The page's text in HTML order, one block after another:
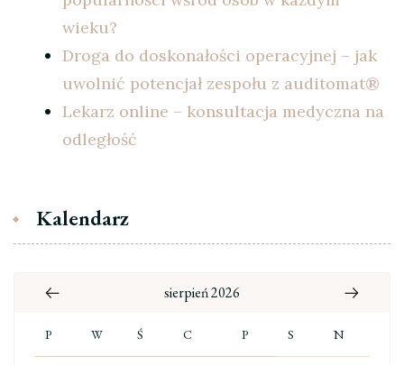
wieku?
Droga do doskonałości operacyjnej – jak
uwolnić potencjał zespołu z auditomat®
Lekarz online – konsultacja medyczna na
odległość
Kalendarz
sierpień 2026
P W Ś C P S N